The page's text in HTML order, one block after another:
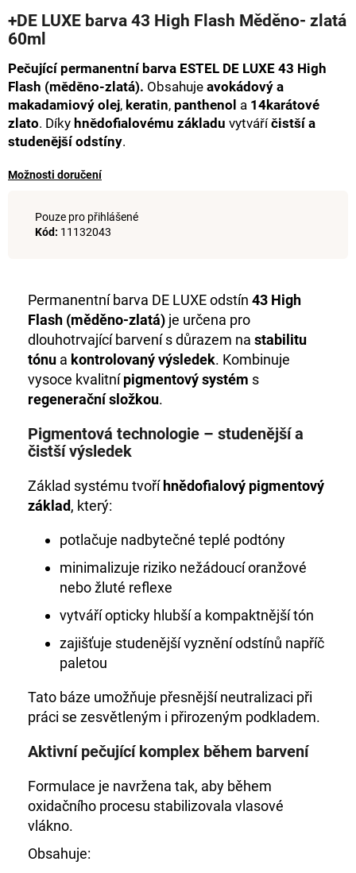
produktu
je
z
5
hvězdiček.
+DE LUXE barva 43 High Flash Měděno- zlatá
60ml
Pečující permanentní barva ESTEL DE LUXE 43 High
Flash (měděno-zlatá). Obsahuje avokádový a
makadamiový olej, keratin, panthenol a 14karátové
zlato. Díky hnědofialovému základu vytváříčistší a
studenější odstíny.
Možnosti doručení
Pouze pro přihlášené
Kód: 11132043
Permanentní barva DE LUXE odstín 43 High
Flash (měděno-zlatá) je určena pro
dlouhotrvající barvení s důrazem na stabilitu
tónu a kontrolovaný výsledek. Kombinuje
vysoce kvalitnípigmentový systém s
regenerační složkou.
Pigmentová technologie – studenější a
čistší výsledek
Základ systému tvoří hnědofialový pigmentový
základ, který:
potlačuje nadbytečné teplé podtóny
minimalizuje riziko nežádoucí oranžové
nebo žluté reflexe
vytváří opticky hlubší a kompaktnější tón
zajišťuje studenější vyznění odstínů napříč
paletou
Tato báze umožňuje přesnější neutralizaci při
práci se zesvětleným i přirozeným podkladem.
Aktivní pečující komplex během barvení
Formulace je navržena tak, aby během
oxidačního procesu stabilizovala vlasové
vlákno.
Obsahuje:
a
j
í
t
?
m
+DE
LUXE
TMAVOHNĚDÁ